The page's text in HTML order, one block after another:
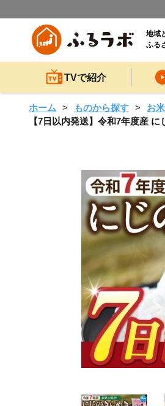
地域
ふる
TVで紹介
ホーム ものから探す お
【7日以内発送】令和7年度産